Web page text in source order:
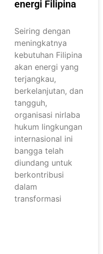
energi Filipina
Seiring dengan
meningkatnya
kebutuhan Filipina
akan energi yang
terjangkau,
berkelanjutan, dan
tangguh,
organisasi nirlaba
hukum lingkungan
internasional ini
bangga telah
diundang untuk
berkontribusi
dalam
transformasi